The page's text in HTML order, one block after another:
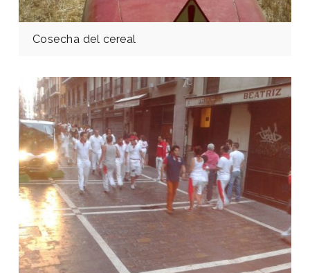
Cosecha del cereal